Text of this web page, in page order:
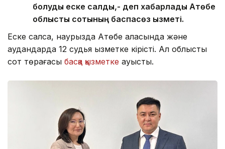
болуды еске салды,- деп хабарлады Ақтөбе
облыстық сотының баспасөз қызметі.
Еске салсақ, наурызда Ақтөбе қаласында және
аудандарда 12 судья қызметке кірісті. Ал облыстық
сот төрағасы басқа қызметке ауысты.